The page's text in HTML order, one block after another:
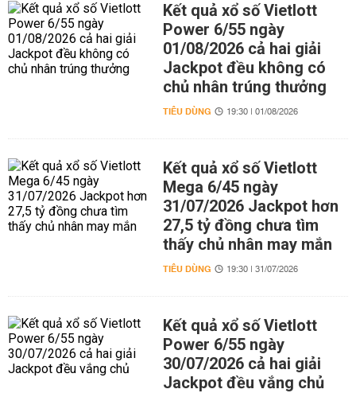
Kết quả xổ số Vietlott
Power 6/55 ngày
01/08/2026 cả hai giải
Jackpot đều không có
chủ nhân trúng thưởng
TIÊU DÙNG 19:30 | 01/08/2026
Kết quả xổ số Vietlott
Mega 6/45 ngày
31/07/2026 Jackpot hơn
27,5 tỷ đồng chưa tìm
thấy chủ nhân may mắn
TIÊU DÙNG 19:30 | 31/07/2026
Kết quả xổ số Vietlott
Power 6/55 ngày
30/07/2026 cả hai giải
Jackpot đều vắng chủ